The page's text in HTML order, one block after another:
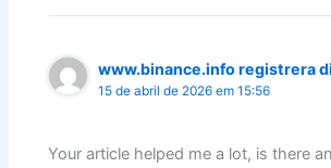
www.binance.info registrera
15 de abril de 2026 em 15:56
Your article helped me a lot, is there